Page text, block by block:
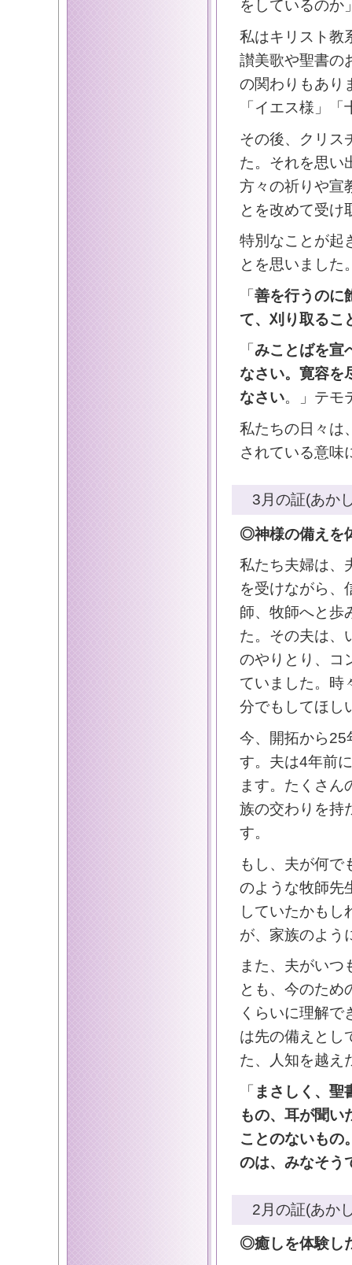
をしているのか
私はキリスト教
讃美歌や聖書の
の関わりもあり
「イエス様」
その後、クリス
た。それを思い
方々の祈りや宣
とを改めて受け
特別なことが起
とを思いました
「善を行うのに
て、刈り取るこ
「 みことばを宣
なさい。寛容を
なさい。」テモ
私たちの日々は
されている意味
3月の証(あか
◎神様の備えを
私たち夫婦は、
を受けながら、
師、牧師へと歩
た。その夫は、
のやりとり、コ
ていました。時
分でもしてほし
今、開拓から25
す。夫は4年前
ます。たくさん
族の交わりを持
す。
もし、夫が何で
のような牧師先
していたかもし
が、家族のよう
また、夫がいつ
とも、今のため
くらいに理解
は先の備えとし
た、人知を越え
「 まさしく、聖
もの、耳が聞い
ことのないもの
のは、みなそう
2月の証(あか
◎癒しを体験し